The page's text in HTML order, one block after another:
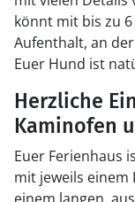
könnt mit bis zu
Aufenthalt, an
Euer Hund ist
Herzliche
Kaminofen
Euer Ferienhaus
mit jeweils